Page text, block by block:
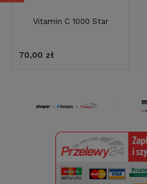
Vitamin C 1000 Star
70,00 zł